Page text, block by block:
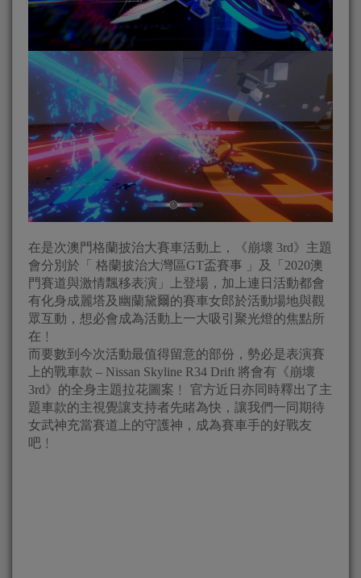
在是次澳門格蘭披治大賽車活動上，《崩壞 3rd》主題
會分別於「 格蘭披治大灣區GT盃賽事 」及「2020澳
門賽道與激情飄移表演」上登場，加上連日活動都會
有化身成麗塔及幽蘭黛爾的賽車女郎於活動場地與觀
眾互動，想必會成為活動上一大吸引聚光燈的焦點所
在﹗
而要數到今次活動最值得留意的部份，勢必是表演賽
上的戰車款 – Nissan Skyline R34 Drift 將會有《崩壞
3rd》的全身主題拉花圖案﹗ 官方近日亦同時釋出了主
題車款的主視覺讓支持者先睹為快，讓我們一同期待
女武神充當賽道上的守護神，成為賽車手的好戰友
吧﹗